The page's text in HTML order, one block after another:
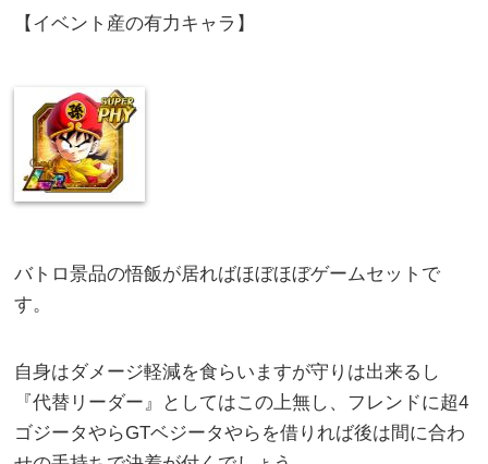
【イベント産の有力キャラ】
バトロ景品の悟飯が居ればほぼほぼゲームセットで
す。
自身はダメージ軽減を食らいますが守りは出来るし
『代替リーダー』としてはこの上無し、フレンドに超4
ゴジータやらGTベジータやらを借りれば後は間に合わ